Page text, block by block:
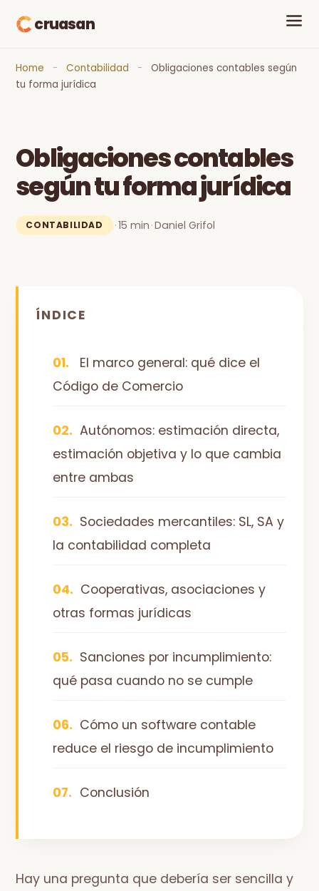
cruasan
Home - Contabilidad -
Obligaciones contables según
tu forma jurídica
Obligaciones contables
según tu forma jurídica
CONTABILIDAD ·15 min ·Daniel Grifol
ÍNDICE
El marco general: qué dice el
Código de Comercio
Autónomos: estimación directa,
estimación objetiva y lo que cambia
entre ambas
Sociedades mercantiles: SL, SA y
la contabilidad completa
Cooperativas, asociaciones y
otras formas jurídicas
Sanciones por incumplimiento:
qué pasa cuando no se cumple
Cómo un software contable
reduce el riesgo de incumplimiento
Conclusión
Hay una pregunta que debería ser sencilla y